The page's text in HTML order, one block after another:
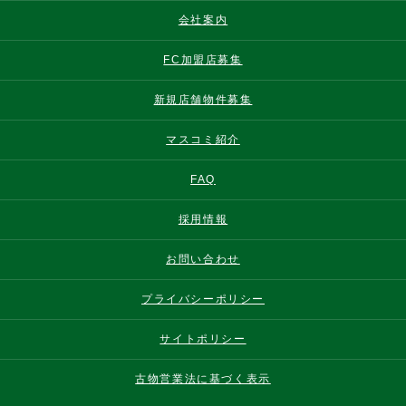
会社案内
FC加盟店募集
新規店舗物件募集
マスコミ紹介
FAQ
採用情報
お問い合わせ
プライバシーポリシー
サイトポリシー
古物営業法に基づく表示